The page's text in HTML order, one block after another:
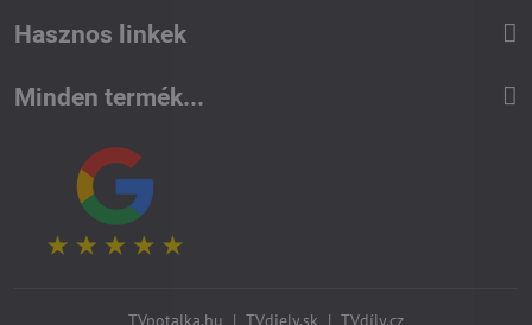
Hasznos linkek
Minden termék...
TVpotalka.hu | TVdiely.sk | TVdíly.cz